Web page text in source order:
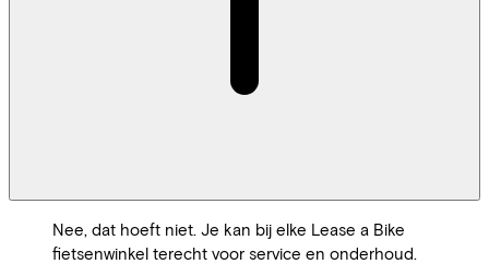
Nee, dat hoeft niet. Je kan bij elke Lease a Bike
fietsenwinkel terecht voor service en onderhoud.